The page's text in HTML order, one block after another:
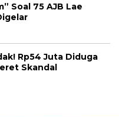
Soal 75 AJB Lae
Rp54 Juta Diduga
Skandal